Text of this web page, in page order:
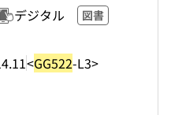
デジタル
図書
<GG522-L3>